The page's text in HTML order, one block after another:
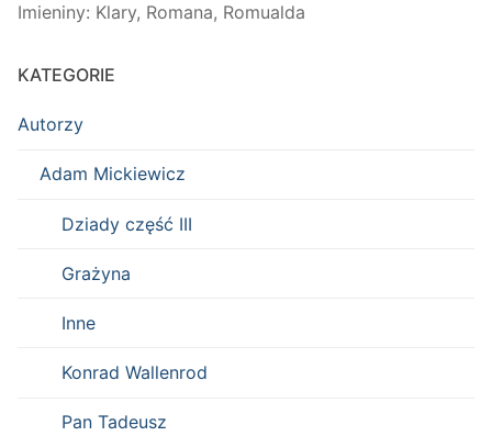
Imieniny: Klary, Romana, Romualda
KATEGORIE
Autorzy
Adam Mickiewicz
Dziady część III
Grażyna
Inne
Konrad Wallenrod
Pan Tadeusz